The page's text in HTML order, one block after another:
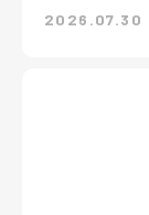
2026.07.30